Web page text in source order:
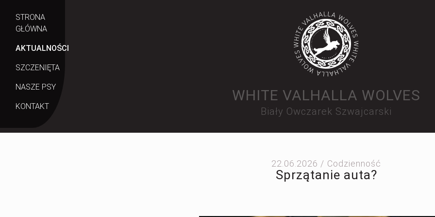
STRONA
GŁÓWNA
AKTUALNOŚCI
SZCZENIĘTA
NASZE PSY
KONTAKT
WHITE VALHALLA WOLVES
Biały Owczarek Szwajcarski
22.06.2026 / Codzienność
Sprzątanie auta?